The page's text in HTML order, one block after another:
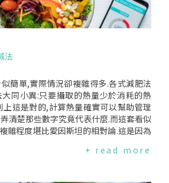
法
簡單,實際情況卻複雜得多.各式減肥法
同小異:只要攝取的熱量少於消耗的熱
上這是對的,計算熱量確實可以幫助管理
清楚那些數字究竟代表什麼.而這套看似
雜程度堪比愛因斯坦的相對論.這是因為
數量"同樣重要,甚至可能更重要.TuftsUn
+ read more